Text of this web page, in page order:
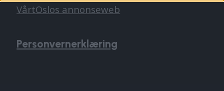
VårtOslos annonseweb
Personvernerklæring